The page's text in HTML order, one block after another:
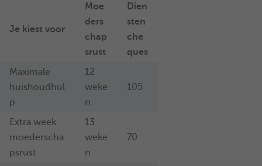
Je kiest voor
Moe
ders
chap
srust
Dien
sten
che
ques
Maximale
huishoudhul
p
12
weke
n
105
Extra week
moederscha
psrust
13
weke
n
70